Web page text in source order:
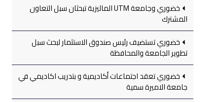
خضوري وجامعة UTM الماليزية تبحثان سبل التعاون
المشترك
خضوري تستضيف رئيس صندوق الاستثمار لبحث سبل
تطوير الجامعة والمحافظة
خضوري تعقد اجتماعات أكاديمية و بتدريب اكاديمي في
جامعة الاميرة سمية